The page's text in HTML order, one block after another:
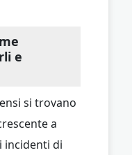
e
si trovano
a
incidenti di